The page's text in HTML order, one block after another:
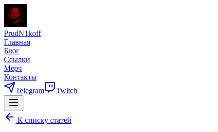
PrudN1koff
Главная
Блог
Ссылки
Мерч
Контакты
Telegram
Twitch
К списку статей